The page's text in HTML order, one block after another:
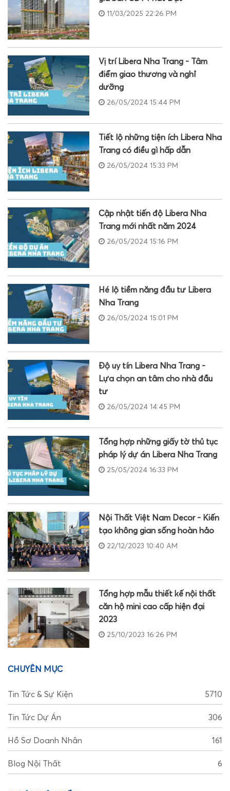
11/03/2025 22:26 PM
Vị trí Libera Nha Trang - Tâm
điểm giao thương và nghỉ
dưỡng
26/05/2024 15:44 PM
Tiết lộ những tiện ích Libera Nha
Trang có điều gì hấp dẫn
26/05/2024 15:33 PM
Cập nhật tiến độ Libera Nha
Trang mới nhất năm 2024
26/05/2024 15:16 PM
Hé lộ tiềm năng đầu tư Libera
Nha Trang
26/05/2024 15:01 PM
Độ uy tín Libera Nha Trang -
Lựa chọn an tâm cho nhà đầu
tư
26/05/2024 14:45 PM
Tổng hợp những giấy tờ thủ tục
pháp lý dự án Libera Nha Trang
25/05/2024 16:33 PM
Nội Thất Việt Nam Decor - Kiến
tạo không gian sống hoàn hảo
22/12/2023 10:40 AM
Tổng hợp mẫu thiết kế nội thất
căn hộ mini cao cấp hiện đại
2023
25/10/2023 16:26 PM
CHUYÊN MỤC
Tin Tức & Sự Kiện 5710
Tin Tức Dự Án 306
Hồ Sơ Doanh Nhân 161
Blog Nội Thất 6